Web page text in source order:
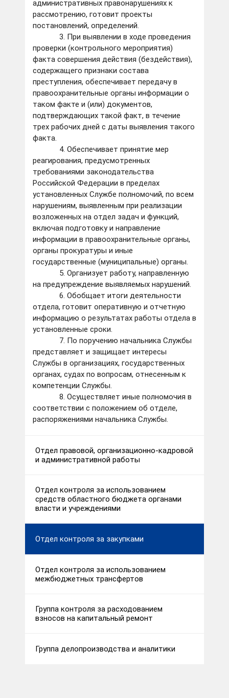
административных правонарушениях к
рассмотрению, готовит проекты
постановлений, определений.
3. При выявлении в ходе проведения
проверки (контрольного мероприятия)
факта совершения действия (бездействия),
содержащего признаки состава
преступления, обеспечивает передачу в
правоохранительные органы информации о
таком факте и (или) документов,
подтверждающих такой факт, в течение
трех рабочих дней с даты выявления такого
факта.
4. Обеспечивает принятие мер
реагирования, предусмотренных
требованиями законодательства
Российской Федерации в пределах
установленных Службе полномочий, по всем
нарушениям, выявленным при реализации
возложенных на отдел задач и функций,
включая подготовку и направление
информации в правоохранительные органы,
органы прокуратуры и иные
государственные (муниципальные) органы.
5. Организует работу, направленную
на предупреждение выявляемых нарушений.
6. Обобщает итоги деятельности
отдела, готовит оперативную и отчетную
информацию о результатах работы отдела в
установленные сроки.
7. По поручению начальника Службы
представляет и защищает интересы
Службы в организациях, государственных
органах, судах по вопросам, отнесенным к
компетенции Службы.
8. Осуществляет иные полномочия в
соответствии с положением об отделе,
распоряжениями начальника Службы.
Отдел правовой, организационно-кадровой
и административной работы
Отдел контроля за использованием
средств областного бюджета органами
власти и учреждениями
Отдел контроля за закупками
Отдел контроля за использованием
межбюджетных трансфертов
Группа контроля за расходованием
взносов на капитальный ремонт
Группа делопроизводства и аналитики